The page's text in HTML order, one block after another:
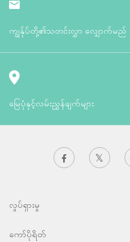
ကျွန်ုပ်တို့၏သတင်းလွှာ လျှောက်မည်
မြေပုံနှင့်လမ်းညွှန်ချက်များ
လှုပ်ရှားမှု
ကော်ပိုရိတ်